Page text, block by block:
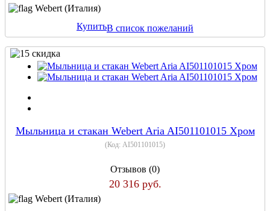
Webert (Италия)
КупитьВ список пожеланий
Мыльница и стакан Webert Aria AI501101015 Хром
(Код: AI501101015)
Отзывов (0)
20 316 руб.
Webert (Италия)